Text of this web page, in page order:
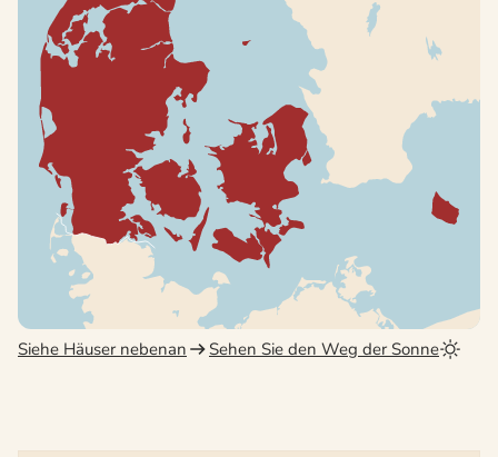
Siehe Häuser nebenan Sehen Sie den Weg der Sonne